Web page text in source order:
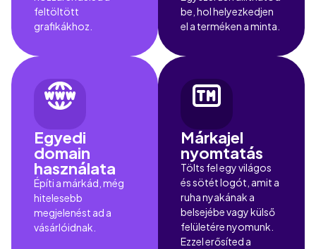
feltöltött
grafikákhoz.
be, hol helyezkedjen
el a terméken a minta.
Egyedi
domain
használata
Építi a márkád, még
hitelesebb
megjelenést ad a
vásárlóidnak.
Márkajel
nyomtatás
Tölts fel egy világos
és sötét logót, amit a
ruha nyakának a
belsejébe vagy külső
felületére nyomunk.
Ezzel erősíted a